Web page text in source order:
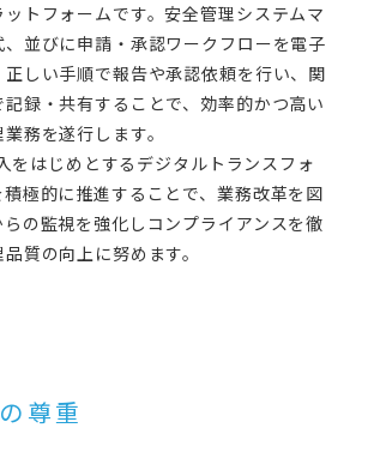
トフォームです。安全管理システムマ
並びに申請・承認ワークフローを電子
しい手順で報告や承認依頼を行い、関
録・共有することで、効率的かつ高い
務を遂行します。
をはじめとするデジタルトランスフォ
極的に推進することで、業務改革を図
らの監視を強化しコンプライアンスを徹
質の向上に努めます。
尊重